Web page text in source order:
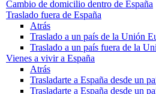
Cambio de domicilio dentro de España
Traslado fuera de España
Atrás
Traslado a un país de la Unión
Traslado a un país fuera de la
Vienes a vivir a España
Atrás
Trasladarte a España desde un
Trasladarte a España desde un